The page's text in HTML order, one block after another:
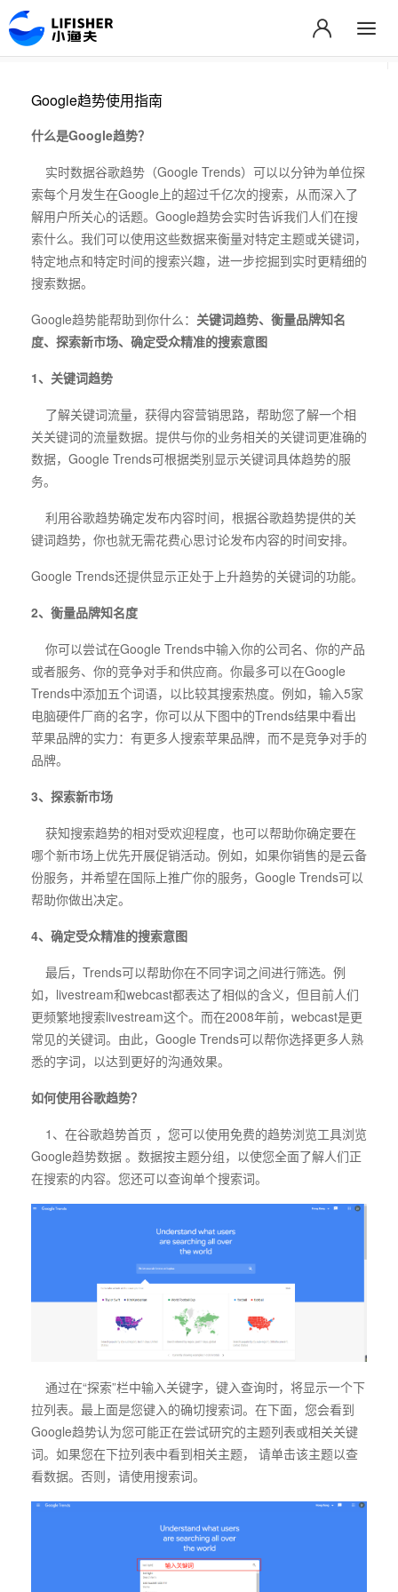
Google趋势使用指南
什么是Google趋势？
实时数据谷歌趋势（Google Trends）可以以分钟为单位探
索每个月发生在Google上的超过千亿次的搜索，从而深入了
解用户所关心的话题。Google趋势会实时告诉我们人们在搜
索什么。我们可以使用这些数据来衡量对特定主题或关键词，
特定地点和特定时间的搜索兴趣，进一步挖掘到实时更精细的
搜索数据。
Google趋势能帮助到你什么： 关键词趋势、衡量品牌知名
度、探索新市场、确定受众精准的搜索意图
1、关键词趋势
了解关键词流量，获得内容营销思路，帮助您了解一个相
关关键词的流量数据。提供与你的业务相关的关键词更准确的
数据，Google Trends可根据类别显示关键词具体趋势的服
务。
利用谷歌趋势确定发布内容时间，根据谷歌趋势提供的关
键词趋势，你也就无需花费心思讨论发布内容的时间安排。
Google Trends还提供显示正处于上升趋势的关键词的功能。
2、衡量品牌知名度
你可以尝试在Google Trends中输入你的公司名、你的产品
或者服务、你的竞争对手和供应商。你最多可以在Google
Trends中添加五个词语，以比较其搜索热度。例如，输入5家
电脑硬件厂商的名字，你可以从下图中的Trends结果中看出
苹果品牌的实力：有更多人搜索苹果品牌，而不是竞争对手的
品牌。
3、探索新市场
获知搜索趋势的相对受欢迎程度，也可以帮助你确定要在
哪个新市场上优先开展促销活动。例如，如果你销售的是云备
份服务，并希望在国际上推广你的服务，Google Trends可以
帮助你做出决定。
4、确定受众精准的搜索意图
最后，Trends可以帮助你在不同字词之间进行筛选。例
如，livestream和webcast都表达了相似的含义，但目前人们
更频繁地搜索livestream这个。而在2008年前，webcast是更
常见的关键词。由此，Google Trends可以帮你选择更多人熟
悉的字词，以达到更好的沟通效果。
如何使用谷歌趋势？
1、在谷歌趋势首页 ，您可以使用免费的趋势浏览工具浏览
Google趋势数据 。数据按主题分组，以使您全面了解人们正
在搜索的内容。您还可以查询单个搜索词。
通过在“探索”栏中输入关键字，键入查询时，将显示一个下
拉列表。最上面是您键入的确切搜索词。在下面，您会看到
Google趋势认为您可能正在尝试研究的主题列表或相关关键
词。如果您在下拉列表中看到相关主题， 请单击该主题以查
看数据。否则，请使用搜索词。